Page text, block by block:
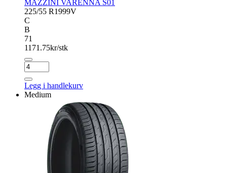
MAZZINI VARENNA S01
225/55 R1999V
C
B
71
1171.75kr/stk
MAZZINI
VARENNA
S01
antall
Legg i handlekurv
Medium